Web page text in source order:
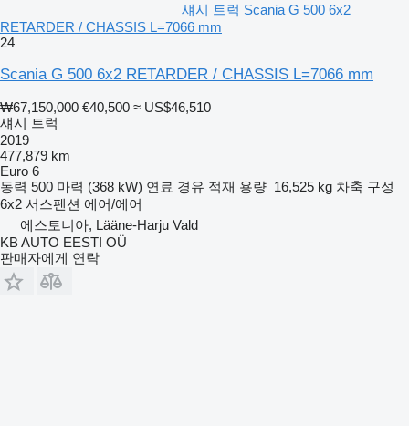
섀시 트럭 Scania G 500 6x2
RETARDER / CHASSIS L=7066 mm
24
Scania G 500 6x2 RETARDER / CHASSIS L=7066 mm
₩67,150,000 €40,500 ≈ US$46,510
섀시 트럭
2019
477,879 km
Euro 6
동력 500 마력 (368 kW) 연료 경유 적재 용량 16,525 kg 차축 구성
6x2 서스펜션 에어/에어
에스토니아, Lääne-Harju Vald
KB AUTO EESTI OÜ
판매자에게 연락